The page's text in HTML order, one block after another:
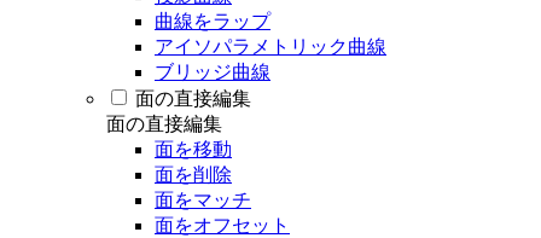
曲線をラップ
アイソパラメトリック曲線
ブリッジ曲線
面の直接編集
面の直接編集
面を移動
面を削除
面をマッチ
面をオフセット